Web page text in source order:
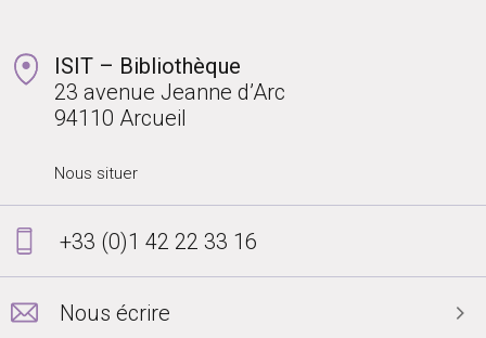
ISIT – Bibliothèque
23 avenue Jeanne d’Arc
94110 Arcueil
Nous situer
+33 (0)1 42 22 33 16
Nous écrire